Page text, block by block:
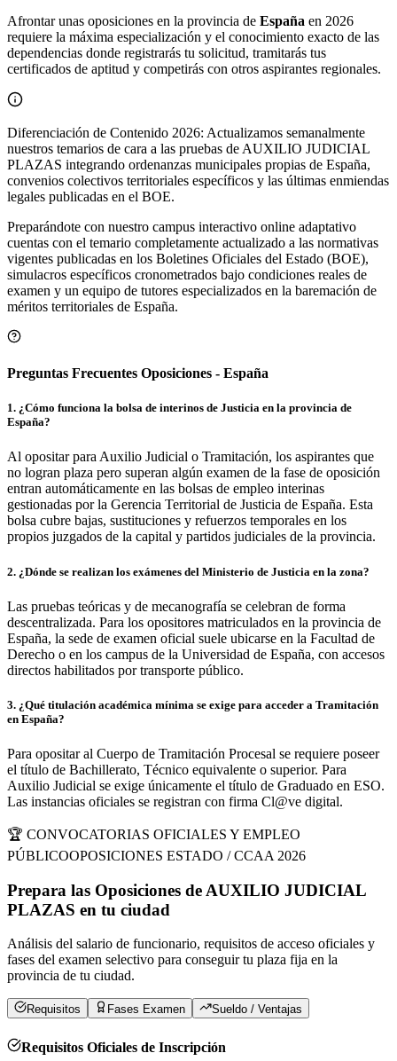
Afrontar unas oposiciones en la provincia de España en 2026
requiere la máxima especialización y el conocimiento exacto de las
dependencias donde registrarás tu solicitud, tramitarás tus
certificados de aptitud y competirás con otros aspirantes regionales.
Diferenciación de Contenido 2026: Actualizamos semanalmente
nuestros temarios de cara a las pruebas de AUXILIO JUDICIAL
PLAZAS integrando ordenanzas municipales propias de España,
convenios colectivos territoriales específicos y las últimas enmiendas
legales publicadas en el BOE.
Preparándote con nuestro campus interactivo online adaptativo
cuentas con el temario completamente actualizado a las normativas
vigentes publicadas en los Boletines Oficiales del Estado (BOE),
simulacros específicos cronometrados bajo condiciones reales de
examen y un equipo de tutores especializados en la baremación de
méritos territoriales de España.
Preguntas Frecuentes Oposiciones - España
1. ¿Cómo funciona la bolsa de interinos de Justicia en la provincia de
España?
Al opositar para Auxilio Judicial o Tramitación, los aspirantes que
no logran plaza pero superan algún examen de la fase de oposición
entran automáticamente en las bolsas de empleo interinas
gestionadas por la Gerencia Territorial de Justicia de España. Esta
bolsa cubre bajas, sustituciones y refuerzos temporales en los
propios juzgados de la capital y partidos judiciales de la provincia.
2. ¿Dónde se realizan los exámenes del Ministerio de Justicia en la zona?
Las pruebas teóricas y de mecanografía se celebran de forma
descentralizada. Para los opositores matriculados en la provincia de
España, la sede de examen oficial suele ubicarse en la Facultad de
Derecho o en los campus de la Universidad de España, con accesos
directos habilitados por transporte público.
3. ¿Qué titulación académica mínima se exige para acceder a Tramitación
en España?
Para opositar al Cuerpo de Tramitación Procesal se requiere poseer
el título de Bachillerato, Técnico equivalente o superior. Para
Auxilio Judicial se exige únicamente el título de Graduado en ESO.
Las instancias oficiales se registran con firma Cl@ve digital.
🏆 CONVOCATORIAS OFICIALES Y EMPLEO
PÚBLICOOPOSICIONES ESTADO / CCAA 2026
Prepara las Oposiciones de AUXILIO JUDICIAL
PLAZAS en tu ciudad
Análisis del salario de funcionario, requisitos de acceso oficiales y
fases del examen selectivo para conseguir tu plaza fija en la
provincia de tu ciudad.
Requisitos Fases Examen Sueldo / Ventajas
Requisitos Oficiales de Inscripción